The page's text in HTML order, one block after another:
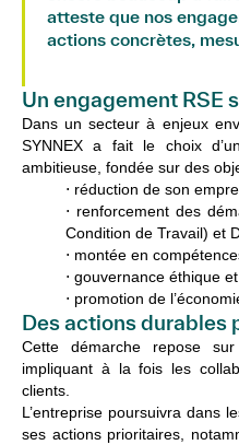
atteste que nos
actions concrètes,
Un engagement RSE
Dans un secteur à enjeux
SYNNEX a fait le choix
ambitieuse, fondée sur des
⋅ réduction de son
⋅ renforcement des
Condition de Travail) et
⋅ montée en
⋅ gouvernance éthique
⋅ promotion de
Des actions durables
Cette démarche repose sur
impliquant à la fois les
clients.
L’entreprise poursuivra dans
ses actions prioritaires,